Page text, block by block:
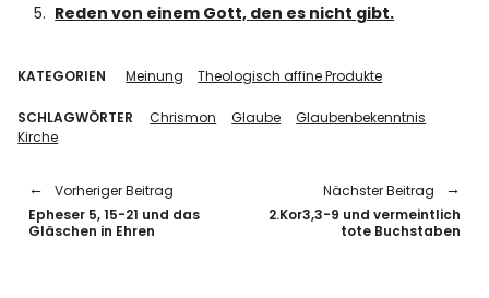
Reden von einem Gott, den es nicht gibt.
KATEGORIEN Meinung Theologisch affine Produkte
SCHLAGWÖRTER Chrismon Glaube
Glaubenbekenntnis
Kirche
Vorheriger Beitrag
Epheser 5, 15-21 und das
Gläschen in Ehren
Nächster Beitrag
2.Kor3,3-9 und vermeintlich
tote Buchstaben